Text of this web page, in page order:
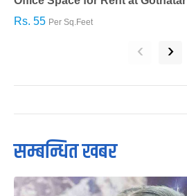
Rs. 55 Per Sq.Feet
‹ ›
सम्बन्धित खबर